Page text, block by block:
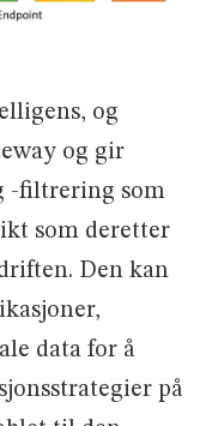
og
og gir
-filtrering som
som deretter
Den kan
data for å
på